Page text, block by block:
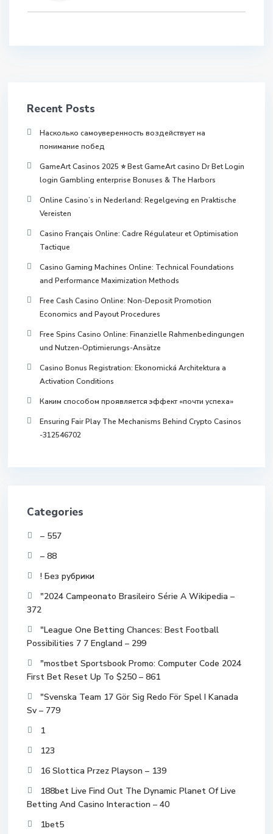
Recent Posts
Насколько самоуверенность воздействует на
понимание побед
GameArt Casinos 2025 ⭐ Best GameArt casino Dr Bet Login
login Gambling enterprise Bonuses & The Harbors
Online Casino’s in Nederland: Regelgeving en Praktische
Vereisten
Casino Français Online: Cadre Régulateur et Optimisation
Tactique
Casino Gaming Machines Online: Technical Foundations
and Performance Maximization Methods
Free Cash Casino Online: Non-Deposit Promotion
Economics and Payout Procedures
Free Spins Casino Online: Finanzielle Rahmenbedingungen
und Nutzen-Optimierungs-Ansätze
Casino Bonus Registration: Ekonomická Architektura a
Activation Conditions
Каким способом проявляется эффект «почти успеха»
Ensuring Fair Play The Mechanisms Behind Crypto Casinos
-312546702
Categories
– 557
– 88
! Без рубрики
"2024 Campeonato Brasileiro Série A Wikipedia –
372
"League One Betting Chances: Best Football
Possibilities 7 7 England – 299
"mostbet Sportsbook Promo: Computer Code 2024
First Bet Reset Up To $250 – 861
"Svenska Team 17 Gör Sig Redo För Spel I Kanada
Sv – 779
1
123
16 Slottica Przez Playson – 139
188bet Live Find Out The Dynamic Planet Of Live
Betting And Casino Interaction – 40
1bet5